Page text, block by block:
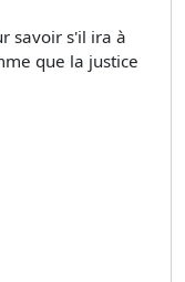
savoir s'il ira à
que la justice